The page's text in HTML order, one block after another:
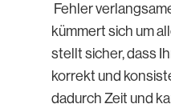
Fehler
kümmert sich um
stellt sicher, dass
korrekt und
dadurch Zeit und